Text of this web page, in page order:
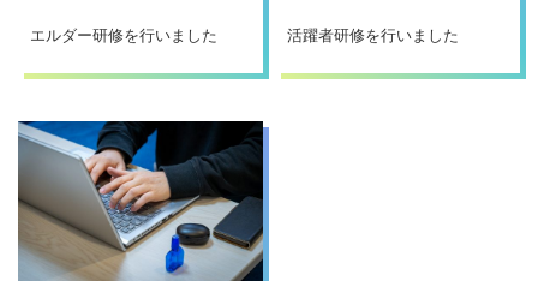
エルダー研修を行いました 活躍者研修を行いました